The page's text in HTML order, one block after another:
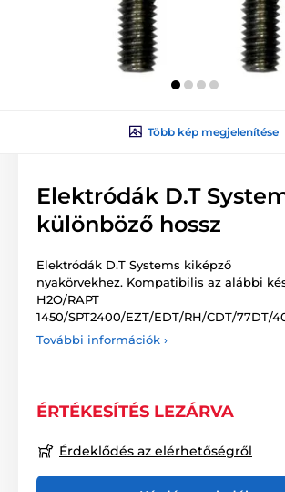
Több kép megjelenítése
Elektródák D.T
különböző hossz
Elektródák D.T Systems kiképző
nyakörvekhez. Kompatibilis az alábbi
H2O/RAPT
1450/SPT2400/EZT/EDT/RH/CDT/77DT/
További információk ›
ÉRTÉKESÍTÉS LEZÁRVA
Érdeklődés az elérhetőségről